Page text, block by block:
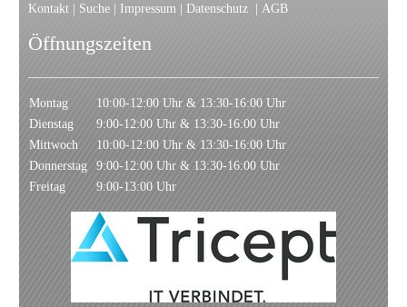
Kontakt | Suche | Impressum | Datenschutz | AGB
Öffnungszeiten
Montag
10:00-12:00 Uhr & 13:30-16:00 Uhr
Dienstag
9:00-12:00 Uhr & 13:30-16:00 Uhr
Mittwoch
10:00-12:00 Uhr & 13:30-16:00 Uhr
Donnerstag
9:00-12:00 Uhr & 13:30-16:00 Uhr
Freitag
9:00-13:00 Uhr